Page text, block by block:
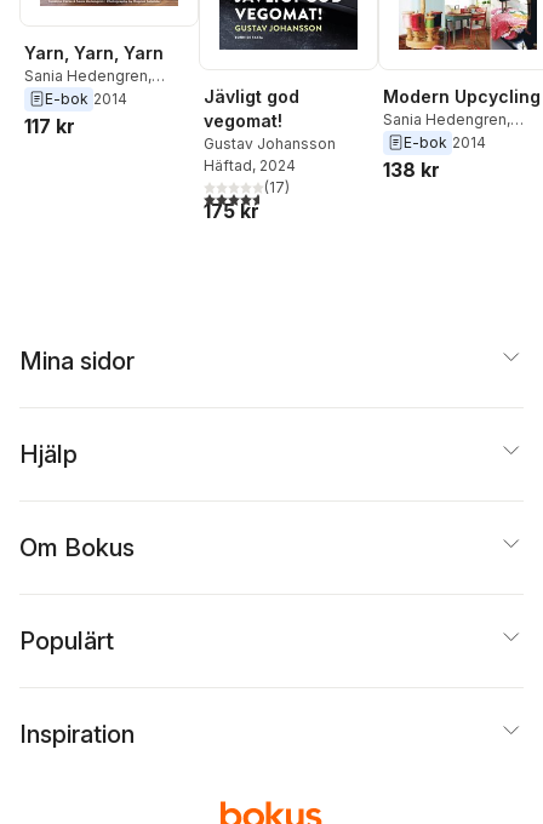
Yarn, Yarn, Yarn
Sania Hedengren,
Susanna Zacke
E-bok 2014
117 kr
Jävligt god
vegomat!
Gustav Johansson
Häftad, 2024
4,6utav 5 stjärnor. Totalt antal röster:
(17)
175 kr
Modern Upcycling
Sania Hedengren,
Susanna Zacke
E-bok 2014
138 kr
Mina sidor
Hjälp
Om Bokus
Populärt
Inspiration